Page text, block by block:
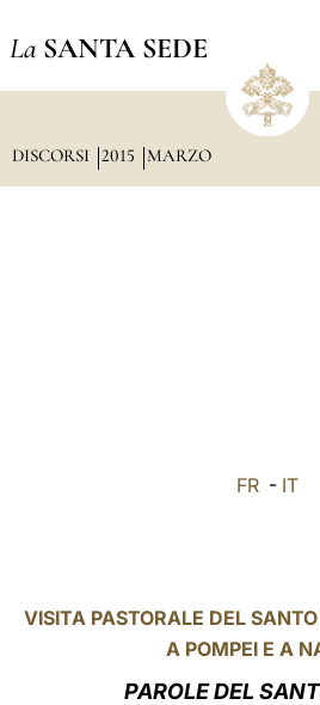
La SANTA SEDE
DISCORSI 2015 MARZO
FR - IT
VISITA PASTORALE DEL
A POMPEI E A
PAROLE DEL